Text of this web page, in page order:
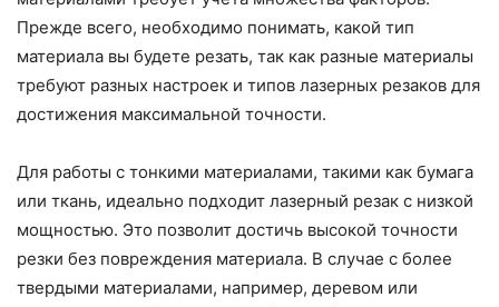
Прежде всего, необходимо понимать, какой тип
материала вы будете резать, так как разные материалы
требуют разных настроек и типов лазерных резаков для
достижения максимальной точности.
Для работы с тонкими материалами, такими как бумага
или ткань, идеально подходит лазерный резак с низкой
мощностью. Это позволит достичь высокой точности
резки без повреждения материала. В случае с более
твердыми материалами, например, деревом или